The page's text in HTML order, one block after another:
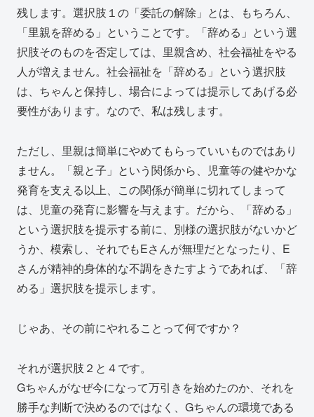
残します。選択肢１の「委託の解除」とは、もちろん、
「里親を辞める」ということです。「辞める」という選
択肢そのものを否定しては、里親含め、社会福祉をやる
人が増えません。社会福祉を「辞める」という選択肢
は、ちゃんと保持し、場合によっては提示してあげる必
要性があります。なので、私は残します。
ただし、里親は簡単にやめてもらっていいものではあり
ません。「親と子」という関係から、児童等の健やかな
発育を支える以上、この関係が簡単に切れてしまって
は、児童の発育に影響を与えます。だから、「辞める」
という選択肢を提示する前に、別様の選択肢がないかど
うか、模索し、それでもEさんが無理だとなったり、E
さんが精神的身体的な不調をきたすようであれば、「辞
める」選択肢を提示します。
じゃあ、その前にやれることって何ですか？
それが選択肢２と４です。
Gちゃんがなぜ今になって万引きを始めたのか、それを
勝手な判断で決めるのではなく、Gちゃんの環境である